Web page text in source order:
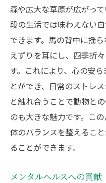
森や広大な草原が広がっ
段の生活では味わえない
できます。馬の背中に揺
えずりを耳にし、四季折
す。これにより、心の安
とができ、日常のストレ
と触れ合うことで動物と
のも大きな魅力です。こ
体のバランスを整えるこ
ることができます。
メンタルヘルスへの貢献